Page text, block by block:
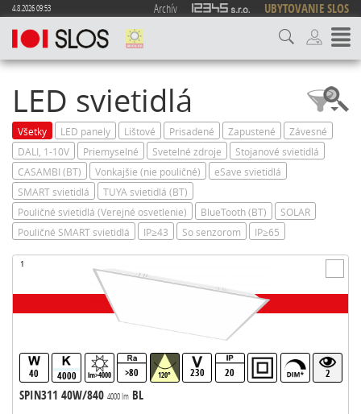
4.8.2026 09:53 Archív UBYTOVANIE SLOS
LED svietidlá
Všetky LED panely Lištové Prisadené Zapustené
Závesné
DALI, 1-10V
Priemyselné Svetelné zdroje
Stojanové svietidlá
CASAMBI (BT)
Vonkajšie (nie pouličné)
eSave svietidlá
SMART svietidlá
TUYA svietidlá (BT)
Pouličné svietidlá (Verejné osvetlenie)
BlueTooth (BT)
SOLAR
Pouličné SMART svietidlá
IP≥43 So senzorom IP≥65
1
40 4000 lm>4000 >80 120° 230 20 2
SPIN311 40W/840 4000 lmBL